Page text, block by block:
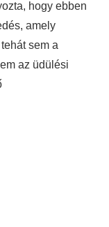
hogy ebben
amely
sem a
az üdülési